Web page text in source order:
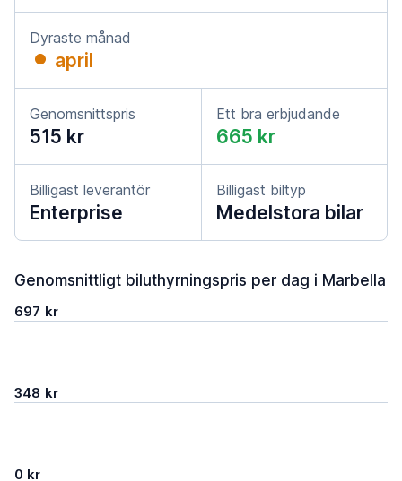
Dyraste månad
april
Genomsnittspris
515 kr
Ett bra erbjudande
665 kr
Billigast leverantör
Enterprise
Billigast biltyp
Medelstora bilar
Genomsnittligt biluthyrningspris per dag i Marbella
697 kr
348 kr
0 kr